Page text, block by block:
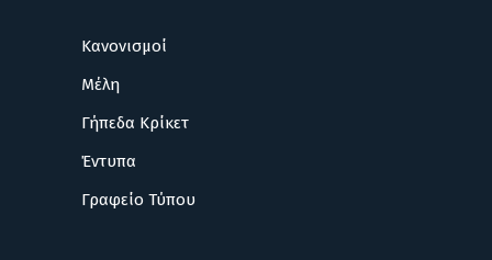
Κανονισμοί
Μέλη
Γήπεδα Κρίκετ
Έντυπα
Γραφείο Τύπου